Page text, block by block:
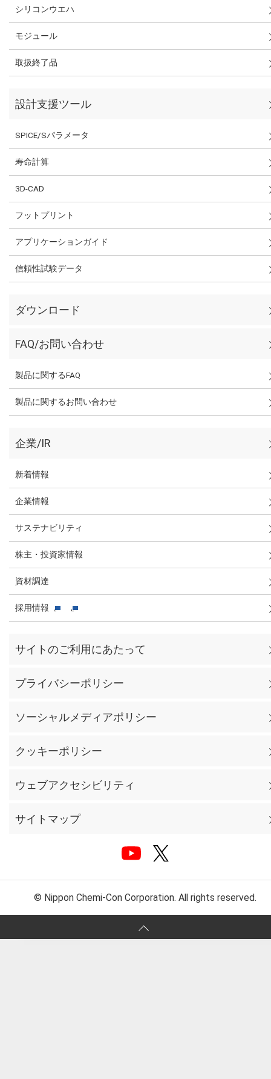
シリコンウエハ
モジュール
取扱終了品
設計支援ツール
SPICE/Sパラメータ
寿命計算
3D-CAD
フットプリント
アプリケーションガイド
信頼性試験データ
ダウンロード
FAQ/お問い合わせ
製品に関するFAQ
製品に関するお問い合わせ
企業/IR
新着情報
企業情報
サステナビリティ
株主・投資家情報
資材調達
採用情報
サイトのご利用にあたって
プライバシーポリシー
ソーシャルメディアポリシー
クッキーポリシー
ウェブアクセシビリティ
サイトマップ
© Nippon Chemi-Con Corporation. All rights reserved.